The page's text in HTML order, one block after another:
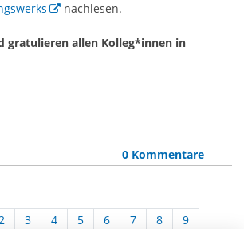
nachlesen.
gratulieren allen Kolleg*innen in
0 Kommentare
3 4 5 6 7 8
9